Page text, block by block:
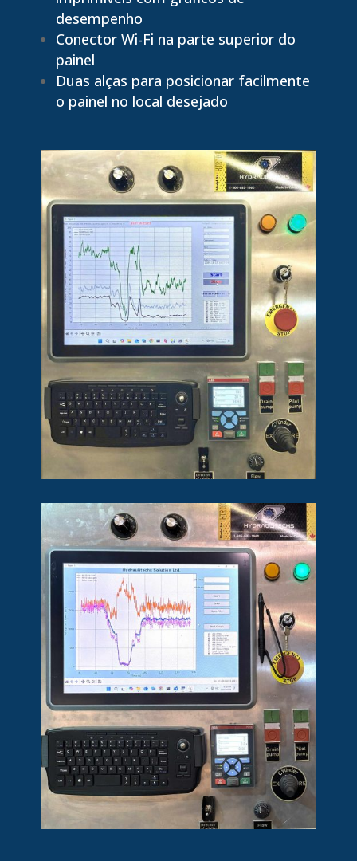
desempenho
Conector Wi-Fi na parte superior do
painel
Duas alças para posicionar facilmente
o painel no local desejado